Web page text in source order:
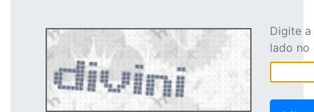
Digite
lado no